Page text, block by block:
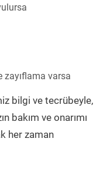
zayıflama varsa
bilgi ve tecrübeyle,
bakım ve onarımı
her zaman